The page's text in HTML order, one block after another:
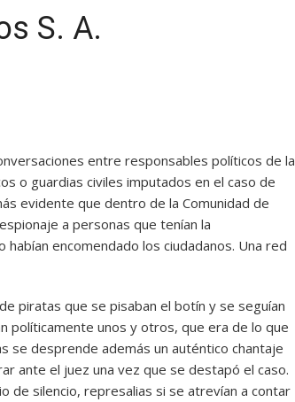
S. A.
entre responsables políticos de la
o guardias civiles imputados en el caso de
evidente que dentro de la Comunidad de
a personas que tenían la
encomendado los ciudadanos. Una red
piratas que se pisaban el botín y se seguían
políticamente unos y otros, que era de lo que
se desprende además un auténtico chantaje
ante el juez una vez que se destapó el caso.
de silencio, represalias si se atrevían a contar